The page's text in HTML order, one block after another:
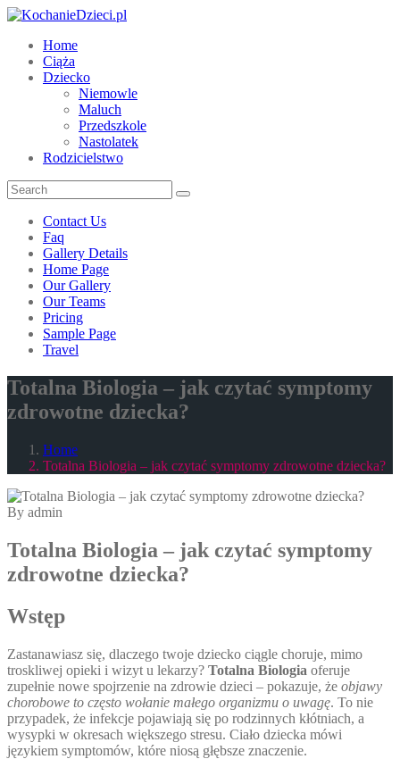
Home
Ciąża
Dziecko
Niemowle
Maluch
Przedszkole
Nastolatek
Rodzicielstwo
Contact Us
Faq
Gallery Details
Home Page
Our Gallery
Our Teams
Pricing
Sample Page
Travel
Totalna Biologia – jak czytać symptomy
zdrowotne dziecka?
Home
Totalna Biologia – jak czytać symptomy zdrowotne dziecka?
By admin
Totalna Biologia – jak czytać symptomy
zdrowotne dziecka?
Wstęp
Zastanawiasz się, dlaczego twoje dziecko ciągle choruje, mimo
troskliwej opieki i wizyt u lekarzy? Totalna Biologia oferuje
zupełnie nowe spojrzenie na zdrowie dzieci – pokazuje, że objawy
chorobowe to często wołanie małego organizmu o uwagę. To nie
przypadek, że infekcje pojawiają się po rodzinnych kłótniach, a
wysypki w okresach większego stresu. Ciało dziecka mówi
językiem symptomów, które niosą głębsze znaczenie.